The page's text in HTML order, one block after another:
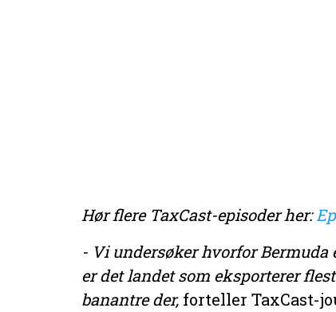
Hør flere TaxCast-episoder her:
- Vi undersøker hvorfor
er det landet som eksporterer
banantre der, forteller TaxCast-